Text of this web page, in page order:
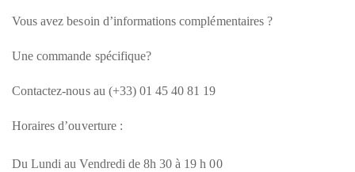
Vous avez besoin d’informations complémentaires ?
Une commande spécifique?
Contactez-nous au (+33) 01 45 40 81 19
Horaires d’ouverture :
Du Lundi au Vendredi de 8h 30 à 19 h 00